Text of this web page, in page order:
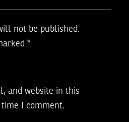
not be published.
*
and website in this
I comment.